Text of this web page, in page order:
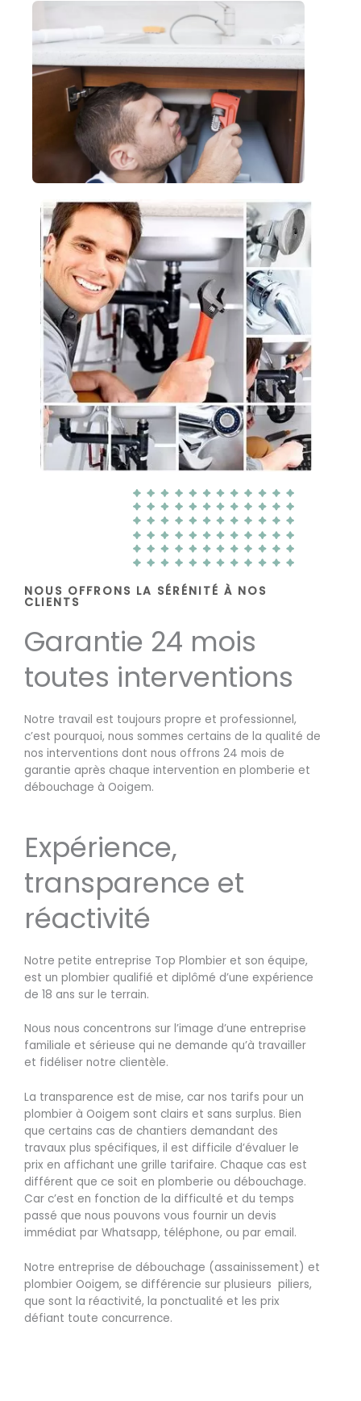
NOUS OFFRONS LA SÉRÉNITÉ À NOS
CLIENTS
Garantie 24 mois
toutes interventions
Notre travail est toujours propre et professionnel,
c’est pourquoi, nous sommes certains de la qualité de
nos interventions dont nous offrons 24 mois de
garantie après chaque intervention en plomberie et
débouchage à Ooigem.
Expérience,
transparence et
réactivité
Notre petite entreprise Top Plombier et son équipe,
est un plombier qualifié et diplômé d’une expérience
de 18 ans sur le terrain.
Nous nous concentrons sur l’image d’une entreprise
familiale et sérieuse qui ne demande qu’à travailler
et fidéliser notre clientèle.
La transparence est de mise, car nos tarifs pour un
plombier à Ooigem sont clairs et sans surplus. Bien
que certains cas de chantiers demandant des
travaux plus spécifiques, il est difficile d’évaluer le
prix en affichant une grille tarifaire. Chaque cas est
différent que ce soit en plomberie ou débouchage.
Car c’est en fonction de la difficulté et du temps
passé que nous pouvons vous fournir un devis
immédiat par Whatsapp, téléphone, ou par email.
Notre entreprise de débouchage (assainissement) et
plombier Ooigem, se différencie sur plusieurs piliers,
que sont la réactivité, la ponctualité et les prix
défiant toute concurrence.